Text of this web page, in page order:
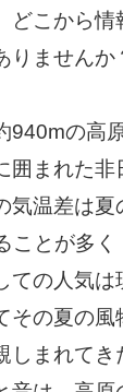
どこから情
りませんか
940mの高
囲まれた非
気温差は夏
とが多く
ての人気は
の夏の風
しまれてき